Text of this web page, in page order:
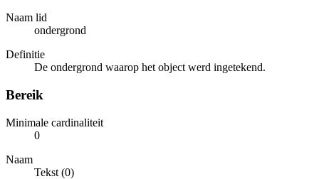
Naam lid
ondergrond
Definitie
De ondergrond waarop het object werd ingetekend.
Bereik
Minimale cardinaliteit
0
Naam
Tekst (0)